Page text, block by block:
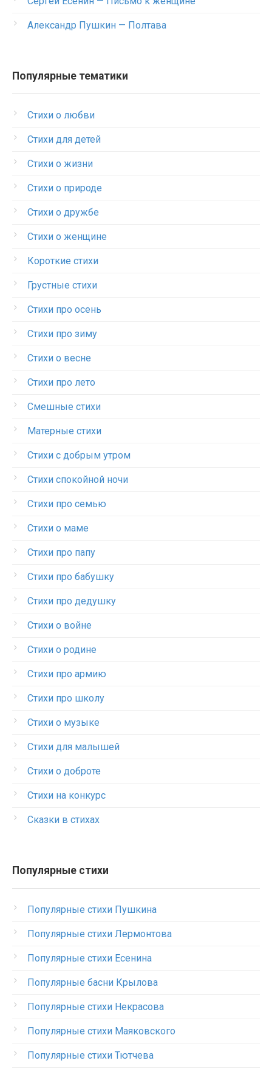
Александр Пушкин — Полтава
Популярные тематики
Стихи о любви
Стихи для детей
Стихи о жизни
Стихи о природе
Стихи о дружбе
Стихи о женщине
Короткие стихи
Грустные стихи
Стихи про осень
Стихи про зиму
Стихи о весне
Стихи про лето
Смешные стихи
Матерные стихи
Стихи с добрым утром
Стихи спокойной ночи
Стихи про семью
Стихи о маме
Стихи про папу
Стихи про бабушку
Стихи про дедушку
Стихи о войне
Стихи о родине
Стихи про армию
Стихи про школу
Стихи о музыке
Стихи для малышей
Стихи о доброте
Стихи на конкурс
Сказки в стихах
Популярные стихи
Популярные стихи Пушкина
Популярные стихи Лермонтова
Популярные стихи Есенина
Популярные басни Крылова
Популярные стихи Некрасова
Популярные стихи Маяковского
Популярные стихи Тютчева